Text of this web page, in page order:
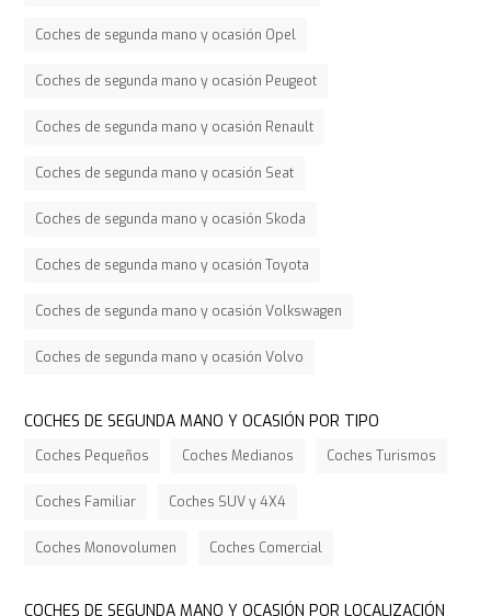
Coches de segunda mano y ocasión Opel
Coches de segunda mano y ocasión Peugeot
Coches de segunda mano y ocasión Renault
Coches de segunda mano y ocasión Seat
Coches de segunda mano y ocasión Skoda
Coches de segunda mano y ocasión Toyota
Coches de segunda mano y ocasión Volkswagen
Coches de segunda mano y ocasión Volvo
COCHES DE SEGUNDA MANO Y OCASIÓN POR TIPO
Coches Pequeños Coches Medianos Coches Turismos
Coches Familiar Coches SUV y 4X4
Coches Monovolumen Coches Comercial
COCHES DE SEGUNDA MANO Y OCASIÓN POR LOCALIZACIÓN